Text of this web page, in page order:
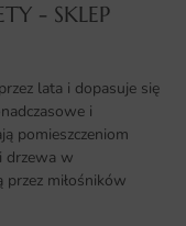
- SKLEP
lata i dopasuje się
i
pomieszczeniom
drzewa w
miłośników